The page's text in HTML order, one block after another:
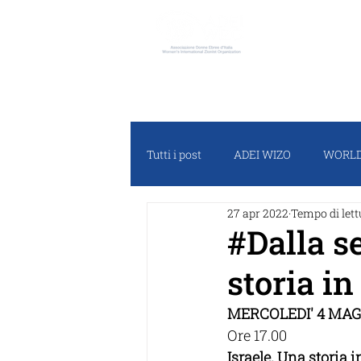
Tutti i post ADEI WIZO
RASSEGNA STAMPA
#Dalla
storia in
27 apr 2022 Tempo di
MERCOLEDI' 4
Ore 17.00
Israele. Una storia